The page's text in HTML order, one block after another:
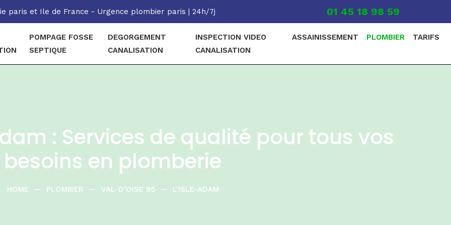
paris et Ile de France - Urgence plombier paris | 24h/7j 01 45 18 98 59
POMPAGE FOSSE
SEPTIQUE
DEGORGEMENT
CANALISATION
INSPECTION VIDEO
CANALISATION
ASSAINISSEMENT PLOMBIER TARIFS
: Services de qualité pour tous vos
besoins en plomberie
HOME — PLOMBIER — VAL-D’OISE 95 — L’ISLE-ADAM